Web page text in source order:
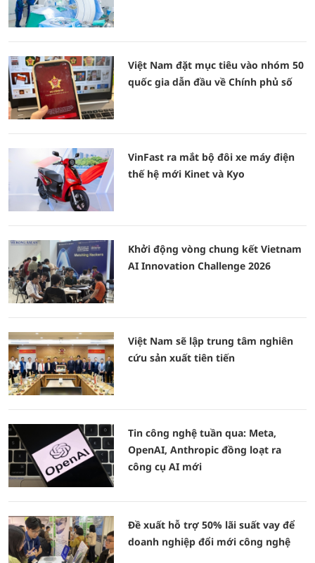
Việt Nam đặt mục tiêu vào nhóm 50
quốc gia dẫn đầu về Chính phủ số
VinFast ra mắt bộ đôi xe máy điện
thế hệ mới Kinet và Kyo
Khởi động vòng chung kết Vietnam
AI Innovation Challenge 2026
Việt Nam sẽ lập trung tâm nghiên
cứu sản xuất tiên tiến
Tin công nghệ tuần qua: Meta,
OpenAI, Anthropic đồng loạt ra
công cụ AI mới
Đề xuất hỗ trợ 50% lãi suất vay để
doanh nghiệp đổi mới công nghệ